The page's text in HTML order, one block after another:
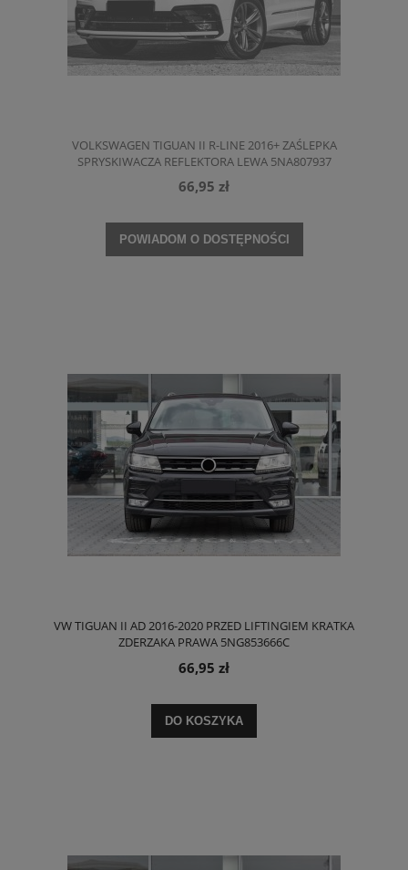
VOLKSWAGEN TIGUAN II R-LINE 2016+ ZAŚLEPKA
SPRYSKIWACZA REFLEKTORA LEWA 5NA807937
66,95 zł
POWIADOM O DOSTĘPNOŚCI
VW TIGUAN II AD 2016-2020 PRZED LIFTINGIEM KRATKA
ZDERZAKA PRAWA 5NG853666C
66,95 zł
DO KOSZYKA